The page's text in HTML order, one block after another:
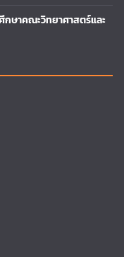
ษาคณะวิทยาศาสตร์และ